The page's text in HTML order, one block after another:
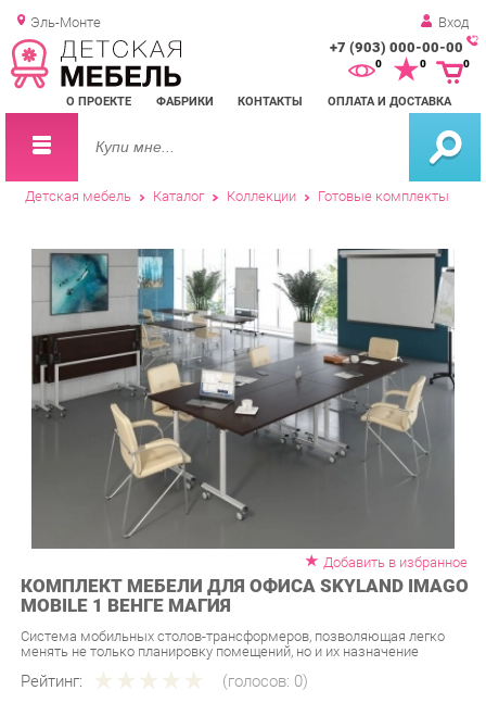
Эль-Монте Вход
+7 (903) 000-00-00
О ПРОЕКТЕ ФАБРИКИ КОНТАКТЫ ОПЛАТА И ДОСТАВКА
0 0
Детская мебель Каталог Коллекции Готовые комплекты
КОМПЛЕКТ МЕБЕЛИ ДЛЯ ОФИСА SKYLAND IMAGO
MOBILE 1 ВЕНГЕ МАГИЯ
Система мобильных столов-трансформеров, позволяющая легко
Рейтинг: (голосов:0)
Артикул: u-0179287